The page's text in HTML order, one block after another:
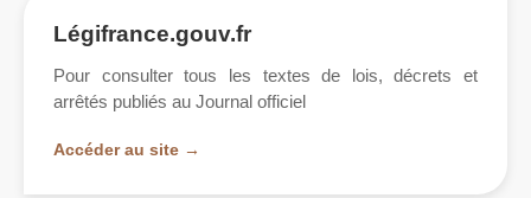
Légifrance.gouv.fr
Pour consulter tous les textes de lois, décrets et
arrêtés publiés au Journal officiel
Accéder au site →